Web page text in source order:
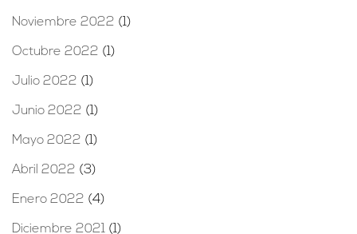
Noviembre 2022 (1)
Octubre 2022 (1)
Julio 2022 (1)
Junio 2022 (1)
Mayo 2022 (1)
Abril 2022 (3)
Enero 2022 (4)
Diciembre 2021 (1)